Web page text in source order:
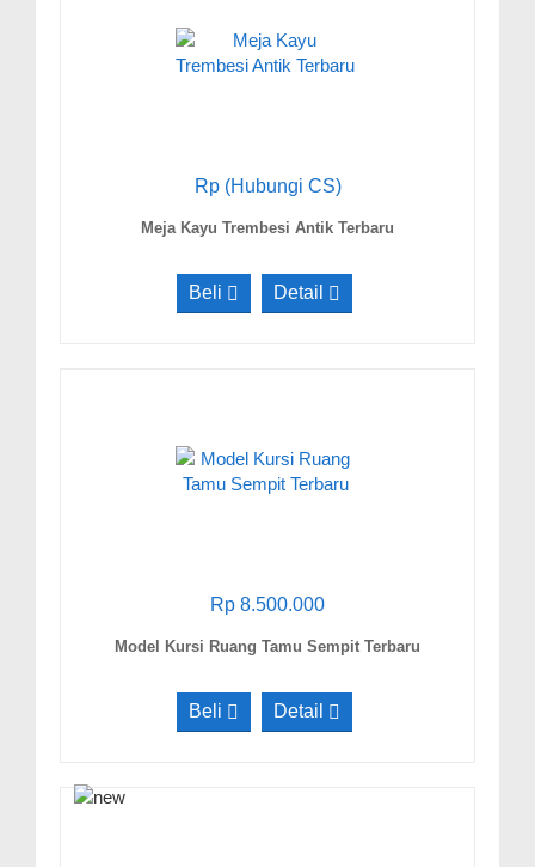
Rp (Hubungi CS)
Meja Kayu Trembesi Antik Terbaru
Beli Detail
Rp 8.500.000
Model Kursi Ruang Tamu Sempit Terbaru
Beli Detail